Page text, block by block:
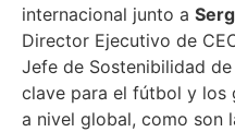
internacional junto a
Director Ejecutivo de
Jefe de Sostenibilidad
clave para el fútbol y los
a nivel global, como son